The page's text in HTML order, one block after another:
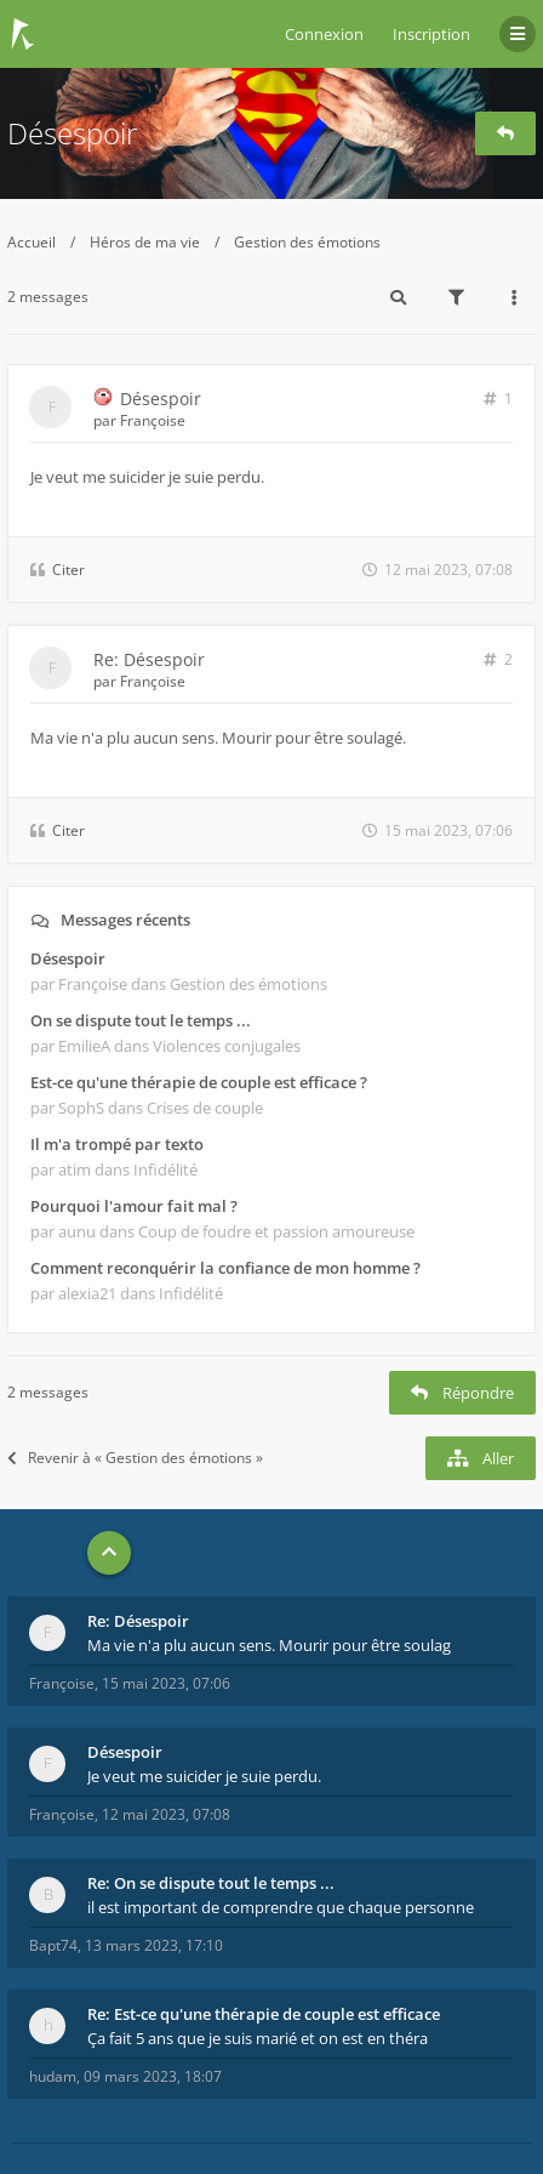
Connexion Inscription
Désespoir
Accueil Héros de ma vie Gestion des émotions
2 messages
Désespoir
1
par Françoise
Je veut me suicider je suie perdu.
Citer 12 mai 2023, 07:08
Re: Désespoir
2
par Françoise
Ma vie n'a plu aucun sens. Mourir pour être soulagé.
Citer 15 mai 2023, 07:06
Messages récents
Désespoir
par Françoise dans Gestion des émotions
On se dispute tout le temps ...
par EmilieA dans Violences conjugales
Est-ce qu'une thérapie de couple est efficace ?
par SophS dans Crises de couple
Il m'a trompé par texto
par atim dans Infidélité
Pourquoi l'amour fait mal ?
par aunu dans Coup de foudre et passion amoureuse
Comment reconquérir la confiance de mon homme ?
par alexia21 dans Infidélité
2 messages Répondre
Revenir à « Gestion des émotions » Aller
Re: Désespoir
Ma vie n'a plu aucun sens. Mourir pour être soulag
Françoise, 15 mai 2023, 07:06
Désespoir
Je veut me suicider je suie perdu.
Françoise, 12 mai 2023, 07:08
Re: On se dispute tout le temps ...
il est important de comprendre que chaque personne
Bapt74, 13 mars 2023, 17:10
Re: Est-ce qu'une thérapie de couple est efficace
Ça fait 5 ans que je suis marié et on est en théra
hudam, 09 mars 2023, 18:07